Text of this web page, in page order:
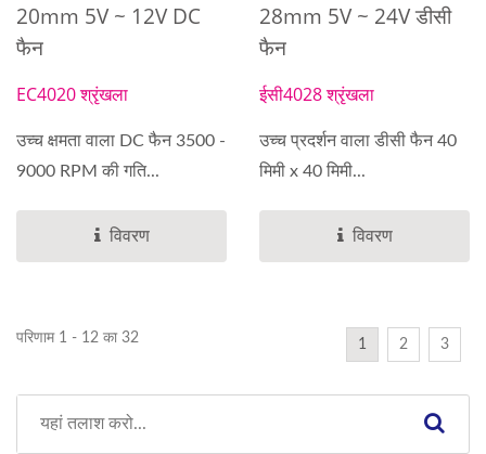
20mm 5V ~ 12V DC
फैन
EC4020 श्रृंखला
उच्च क्षमता वाला DC फैन 3500 -
9000 RPM की गति...
विवरण
28mm 5V ~ 24V डीसी
फैन
ईसी4028 श्रृंखला
उच्च प्रदर्शन वाला डीसी फैन 40
मिमी x 40 मिमी...
विवरण
परिणाम 1 - 12 का 32 1 2 3